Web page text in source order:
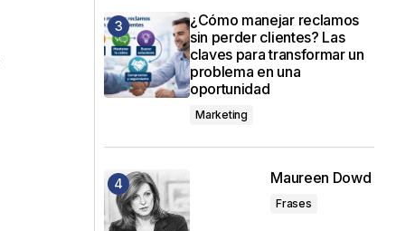
¿Cómo manejar reclamos
sin perder clientes? Las
claves para transformar un
problema en una
oportunidad
Marketing
Maureen Dowd
Frases